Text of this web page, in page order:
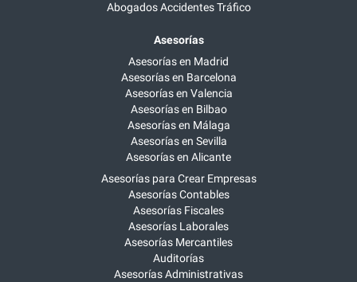
Abogados Accidentes Tráfico
Asesorías
Asesorías en Madrid
Asesorías en Barcelona
Asesorías en Valencia
Asesorías en Bilbao
Asesorías en Málaga
Asesorías en Sevilla
Asesorías en Alicante
Asesorías para Crear Empresas
Asesorías Contables
Asesorías Fiscales
Asesorías Laborales
Asesorías Mercantiles
Auditorías
Asesorías Administrativas